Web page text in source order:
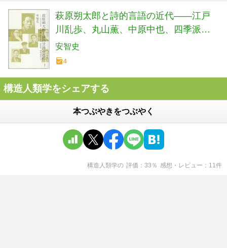
萩原朔太郎と詩的言語の近代――江戸
川乱歩、丸山薫、中原中也、四季派、
民衆詩派など
安智史
4
構造人類学をシェアする
本つぶやきをつぶやく
構造人類学の 評価 33 ％ 感想・レビュー 11件